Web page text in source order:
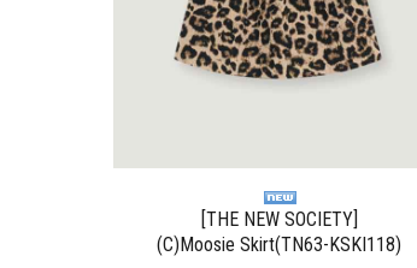
[THE NEW SOCIETY]
(C)Moosie Skirt(TN63-KSKI118)